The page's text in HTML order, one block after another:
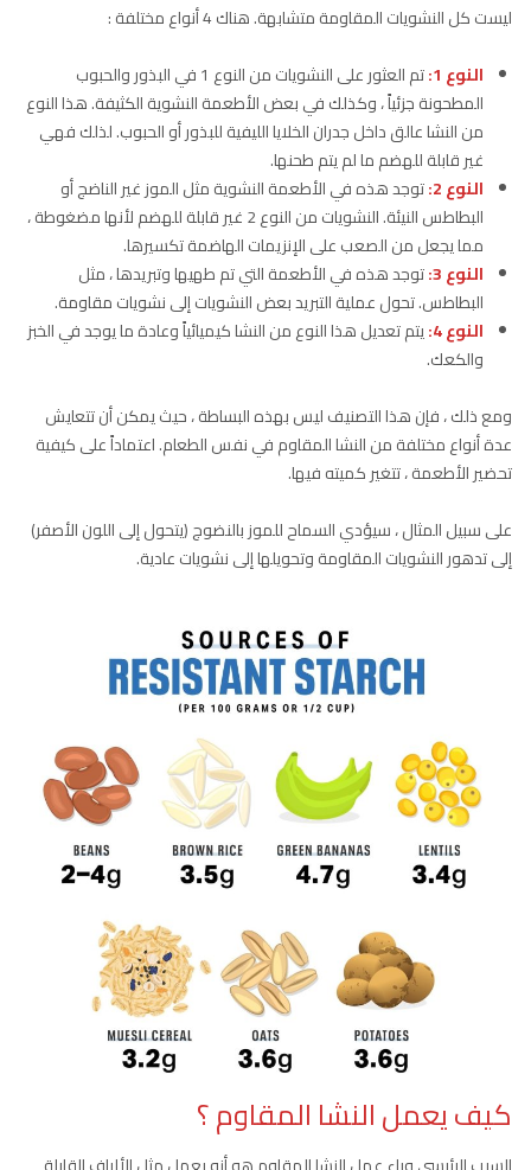
ليست كل النشويات المقاومة متشابهة. هناك 4 أنواع مختلفة :
النوع 1:
تم العثور على النشويات من النوع 1 في البذور والحبوب
المطحونة جزئياً ، وكذلك في بعض الأطعمة النشوية الكثيفة. هذا النوع
من النشا عالق داخل جدران الخلايا الليفية للبذور أو الحبوب. لذلك فهي
غير قابلة للهضم ما لم يتم طحنها.
النوع 2:
توجد هذه في الأطعمة النشوية مثل الموز غير الناضج أو
البطاطس النيئة. النشويات من النوع 2 غير قابلة للهضم لأنها مضغوطة ،
مما يجعل من الصعب على الإنزيمات الهاضمة تكسيرها.
النوع 3:
توجد هذه في الأطعمة التي تم طهيها وتبريدها ، مثل
البطاطس. تحول عملية التبريد بعض النشويات إلى نشويات مقاومة.
النوع 4:
يتم تعديل هذا النوع من النشا كيميائياً وعادة ما يوجد في الخبز
والكعك.
ومع ذلك ، فإن هذا التصنيف ليس بهذه البساطة ، حيث يمكن أن تتعايش
عدة أنواع مختلفة من النشا المقاوم في نفس الطعام. اعتماداً على كيفية
تحضير الأطعمة ، تتغير كميته فيها.
على سبيل المثال ، سيؤدي السماح للموز بالنضوج (يتحول إلى اللون الأصفر)
إلى تدهور النشويات المقاومة وتحويلها إلى نشويات عادية.
كيف يعمل النشا المقاوم ؟